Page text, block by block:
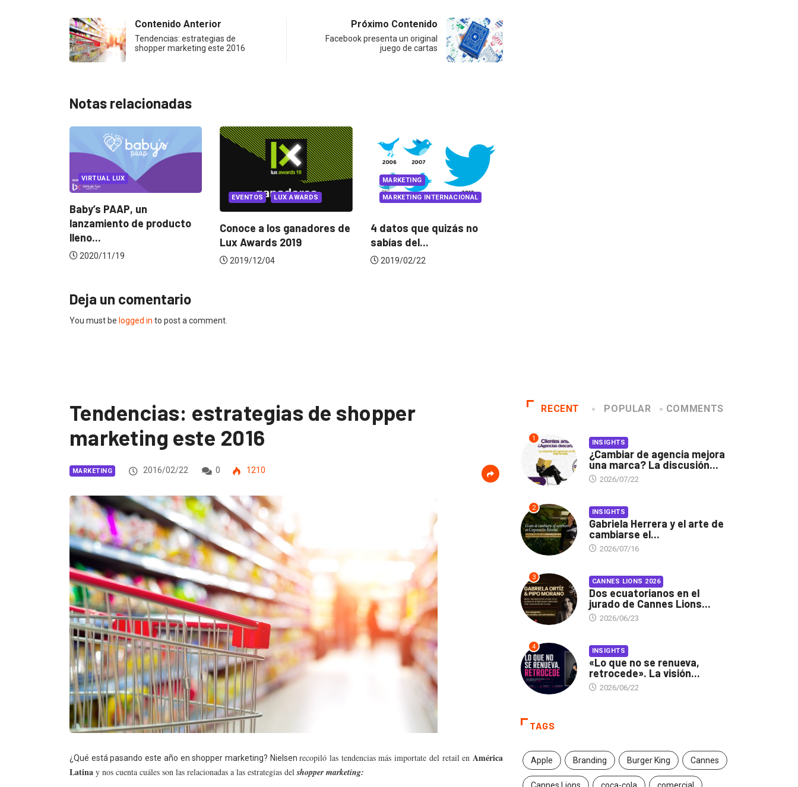
Contenido Anterior
Tendencias: estrategias de
shopper marketing este 2016
Próximo Contenido
Facebook presenta un original
juego de cartas
Notas relacionadas
Conoce a los ganadores de
Lux Awards 2019
2019/12/04
MARKETING INTERNACIONAL
4 datos que quizás no
sabías del...
2019/02/22
VIRTUAL LUX
lanzamiento de producto
lleno...
2020/11/19
Deja un comentario
You must be logged in to post a comment.
Tendencias: estrategias de shopper
marketing este 2016
MARKETING 2016/02/22 0 1210
¿Qué está pasando este año en shopper marketing? Nielsenrecopiló las tendencias más importate del retail enAmérica
Latina y nos cuenta cuáles son las relacionadas a las estrategias delshopper marketing:
RECENT POPULAR COMMENTS
1 INSIGHTS
¿Cambiar de agencia mejora
una marca? La discusión...
2026/07/22
2 INSIGHTS
Gabriela Herrera y el arte de
cambiarse el...
2026/07/16
3 CANNES LIONS 2026
Dos ecuatorianos en el
jurado de Cannes Lions...
2026/06/23
4 INSIGHTS
«Lo que no se renueva,
retrocede». La visión...
2026/06/22
TAGS
Apple Branding Burger King Cannes